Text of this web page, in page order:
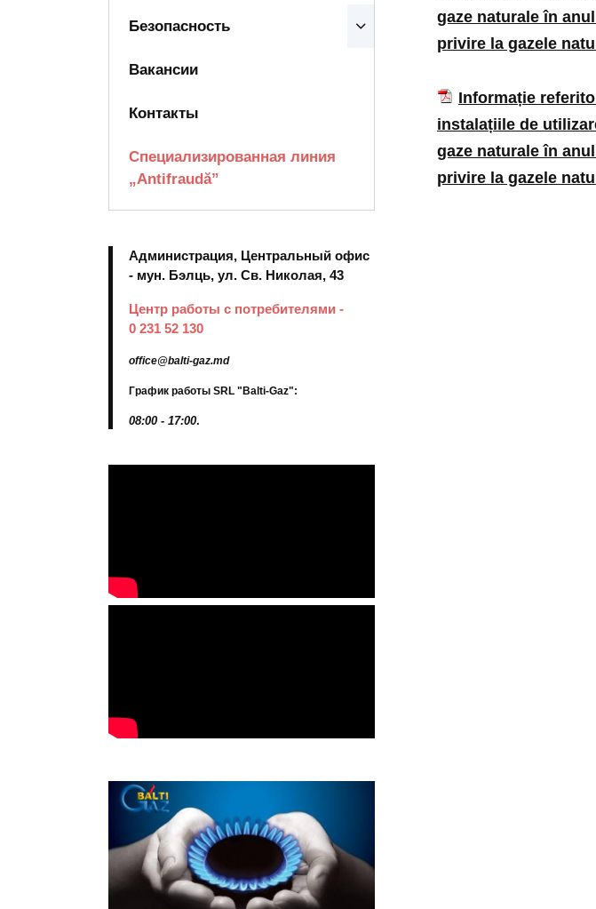
gaze naturale în
privire la gazele
Informație
instalațiile de
gaze naturale în
privire la gazele
Безопасность
Вакансии
Контакты
Специализированная линия
„Antifraudă”
Администрация, Центральный офис
- мун. Бэлць, ул. Св. Николая, 43
Центр работы с потребителями -
0 231 52 130
office@balti-gaz.md
График работы SRL "Balti-Gaz":
08:00 - 17:00.